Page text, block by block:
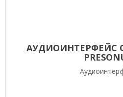
АУДИОИНТЕРФЕЙС